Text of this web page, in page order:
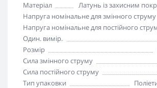
Матеріал
Латунь із захисним
Напруга номінальне для змінного струму
Напруга номінальне для постійного
Один. вимір.
Розмір
Сила змінного струму
Сила постійного струму
Тип упаковки